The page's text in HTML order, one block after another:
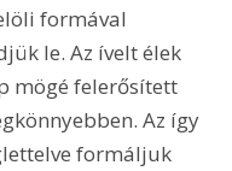
formával
le. Az ívelt élek
mögé felerősített
Az így
formáljuk